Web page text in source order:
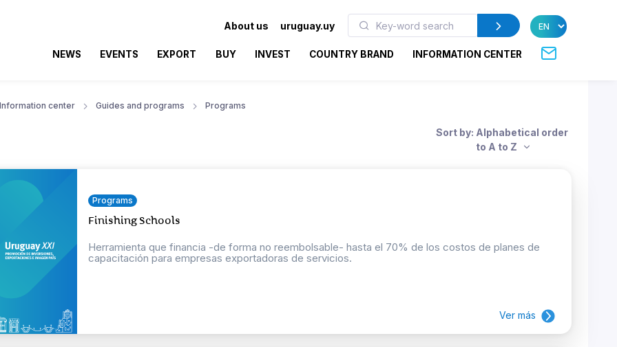
About us uruguay.uy
NEWS EVENTS EXPORT BUY INVEST COUNTRY BRAND INFORMATION CENTER
Information center Guides and programs Programs
Sort by: Alphabetical order
to A to Z
Programs
Finishing Schools
Herramienta que financia -de forma no reembolsable- hasta el 70% de los costos de planes de
capacitación para empresas exportadoras de servicios.
Ver más